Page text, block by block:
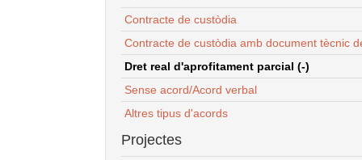
Contracte de custòdia
Contracte de custòdia amb document tècnic
Dret real d'aprofitament parcial (-)
Sense acord/Acord verbal
Altres tipus d'acords
Projectes